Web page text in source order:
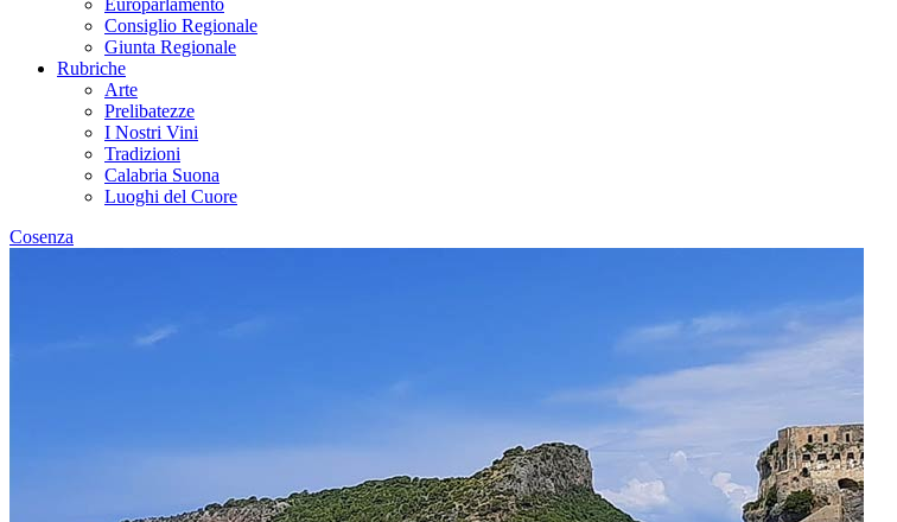
Europarlamento
Consiglio Regionale
Giunta Regionale
Rubriche
Arte
Prelibatezze
I Nostri Vini
Tradizioni
Calabria Suona
Luoghi del Cuore
Cosenza